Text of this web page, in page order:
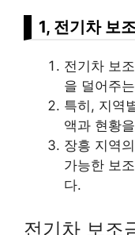
1, 전기차 보
전기차 보
을 덜어주
특히, 지역
액과 현황
장흥 지역
가능한 보
다.
전기차 보조